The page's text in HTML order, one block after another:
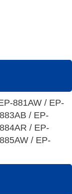
881AW / EP-
/ EP-
/ EP-
/ EP-